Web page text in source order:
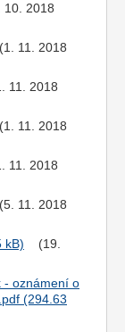
10. 2018
(1. 11. 2018
11. 2018
(1. 11. 2018
11. 2018
(5. 11. 2018
(19.
- oznámení o